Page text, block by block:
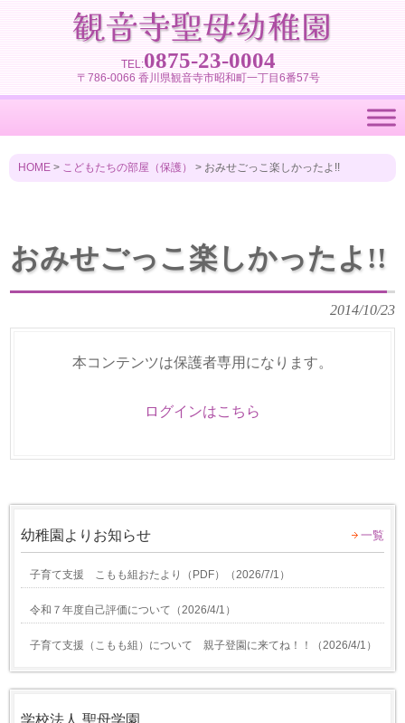
TEL:0875-23-0004
〒786-0066 香川県観音寺市昭和町一丁目6番57号
HOME > こどもたちの部屋（保護） > おみせごっこ楽しかったよ!!
おみせごっこ楽しかったよ!!
2014/10/23
本コンテンツは保護者専用になります。
ログインはこちら
幼稚園よりお知らせ 一覧
子育て支援 こもも組おたより（PDF） （2026/7/1 ）
令和７年度自己評価について （2026/4/1 ）
子育て支援（こもも組）について 親子登園に来てね！！ （2026/4/1 ）
学校法人 聖母学園